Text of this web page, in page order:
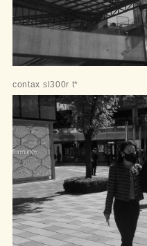
contax sl300r t*